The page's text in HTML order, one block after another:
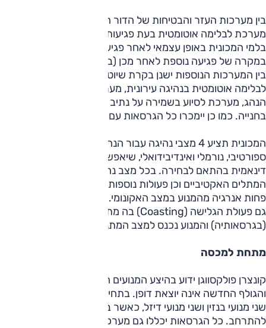
בין מערכות העזר והבטיחות של הדור השביעי של הגולף תמצאו
מערכת לבלימה אוטומטית בעת פגיעות מרובות, שמפעילה את
בלמי המכונית באופן עצמאי לאחר פגיעה כדי לצמצם נזקים
במקרה של פגיעה נוספת לאחר מכן (בתאונות שרשרת, למשל).
בין המערכות הנוספות ישנן בקרת שיוט אקטיבית, מערכת
לבלימה אוטומטית בנהיגה עירונית, מערכת לזיהוי עייפות של
הנהג, מערכת לסיוע בשמירה על נתיב הנסיעה וגם מערכת לסיוע
בחנייה. כמו כן יימכרו כל הגרסאות עם 7 כריות אוויר.
ספורטיבי, נורמלי ואינדיבידואלי, שיאפשרו נסיעה חסכונית או
דינאמית בהתאם לבחירה. בכל מצב נהיגה משתנה תגובת
המתלים האקטיביים וכן פעולות נוספות כמו מיזוג האוויר, שצורך
פחות אנרגיה מהמנוע במצב האקונומי. באותו מצב מתאפשרת
(בגרסאותיה) והמנוע נכנס למצב המתנה בעת שיוט במדרון.
מתחת למכסה
קונצרן פולקסווגן ידוע בהיצע המנועים הרחב לדגמים השונים,
והגולף החדשה אינה יוצאת דופן. בתחילת דרכה היא תשווק עם
שני מנועי בנזין ושני מנועי דיזל, כאשר בהמשך ההיצע צפוי
להתרחב. כל הגרסאות יכללו גם מערכת עצור והתנע שנועדה